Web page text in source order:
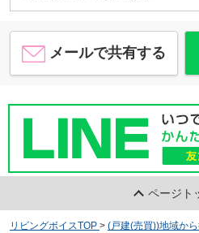
メールで共有する
ページト
リビングボイスTOP > (戸建(売買))地域か